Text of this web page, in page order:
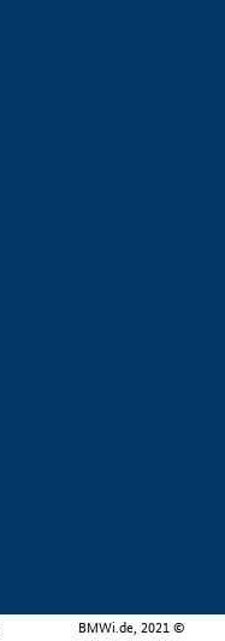
BMWi.de, 2021 ©